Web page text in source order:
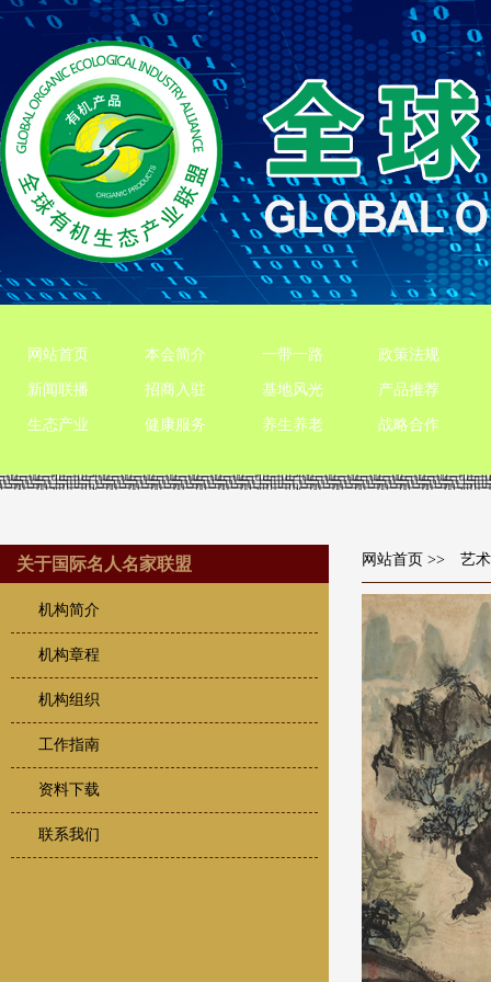
网站首页 本会简介 一带一路 政策法规
新闻联播 招商入驻 基地风光 产品推荐
生态产业 健康服务 养生养老 战略合作
关于国际名人名家联盟
机构简介
机构章程
机构组织
工作指南
资料下载
联系我们
网站首页 >> 艺术